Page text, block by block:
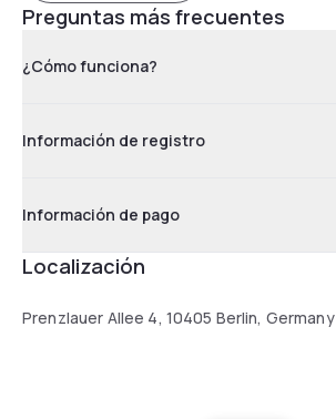
Preguntas más frecuentes
¿Cómo funciona?
Información de registro
Información de pago
Localización
Prenzlauer Allee 4, 10405 Berlin, Germany